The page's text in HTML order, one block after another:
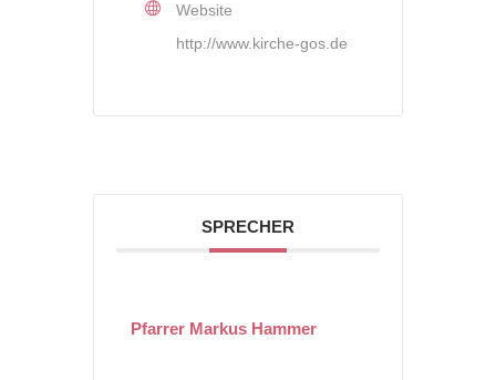
Website
http://www.kirche-gos.de
SPRECHER
Pfarrer Markus Hammer